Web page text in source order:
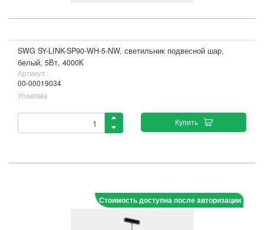
SWG SY-LINK-SP90-WH-5-NW, светильник подвесной шар,
белый, 5Вт, 4000К
Артикул :
00-00019034
Упаковка
Купить
Стоимость доступна после авторизации